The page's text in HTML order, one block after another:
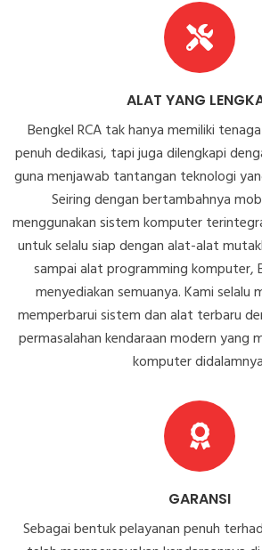
ALAT YANG
Bengkel RCA tak hanya memiliki
penuh dedikasi, tapi juga dilengkapi
guna menjawab tantangan teknologi
Seiring dengan bertambahnya
menggunakan sistem komputer
untuk selalu siap dengan alat-alat
sampai alat programming komputer,
menyediakan semuanya. Kami selalu
memperbarui sistem dan alat terbaru
permasalahan kendaraan modern yang
komputer
GARANSI
Sebagai bentuk pelayanan penuh